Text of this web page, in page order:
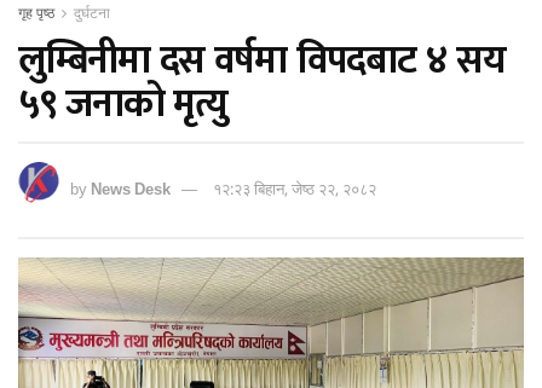
गृह पृष्ठ दुर्घटना
लुम्बिनीमा दस वर्षमा विपदबाट ४ सय
५९ जनाको मृत्यु
byNews Desk १२:२३ बिहान, जेष्ठ २२, २०८२